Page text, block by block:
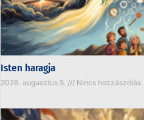
Isten haragja
2026. augusztus 5. Nincs hozzászólás